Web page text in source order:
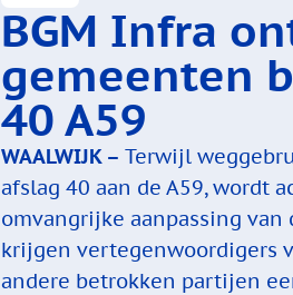
BGM Infra
gemeenten
40 A59
WAALWIJK – Terwijl
afslag 40 aan de A59, wordt
omvangrijke aanpassing
krijgen vertegenwoordigers
andere betrokken partijen